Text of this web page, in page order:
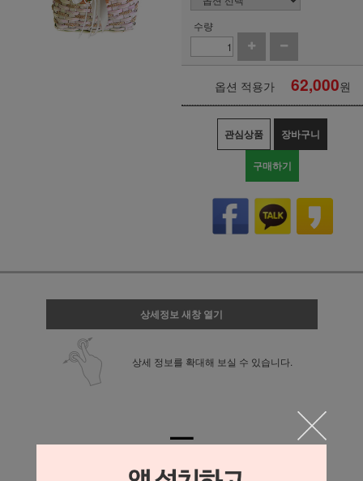
수량
옵션 적용가 62,000원
관심상품 장바구니
구매하기
상세정보 새창 열기
상세 정보를 확대해 보실 수 있습니다.